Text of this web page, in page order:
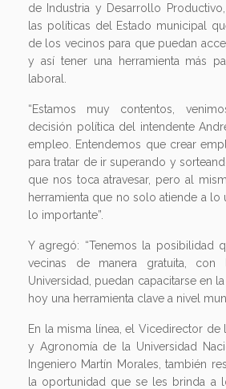
de Industria y Desarrollo
las políticas del Estado municipal
de los vecinos para que puedan
y así tener una herramienta más
laboral.
“Estamos muy contentos,
decisión política del intendente
empleo. Entendemos que crear
para tratar de ir superando y
que nos toca atravesar, pero al
herramienta que no solo atiende a lo
lo importante”.
Y agregó: “Tenemos la posibilidad
vecinas de manera gratuita,
Universidad, puedan capacitarse en
hoy una herramienta clave a nivel
En la misma línea, el Vicedirector de
y Agronomía de la Universidad
Ingeniero Martín Morales, también
la oportunidad que se les brinda a